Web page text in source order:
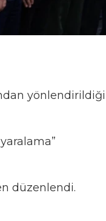
yönlendirildiği
düzenlendi.